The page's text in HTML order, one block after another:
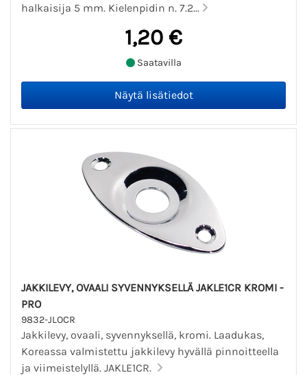
halkaisija 5 mm. Kielenpidin n. 7.2...
1,20 €
Saatavilla
JAKKILEVY, OVAALI SYVENNYKSELLÄ JAKLE1CR KROMI -
PRO
9832-JLOCR
Jakkilevy, ovaali, syvennyksellä, kromi. Laadukas,
Koreassa valmistettu jakkilevy hyvällä pinnoitteella
ja viimeistelyllä. JAKLE1CR.